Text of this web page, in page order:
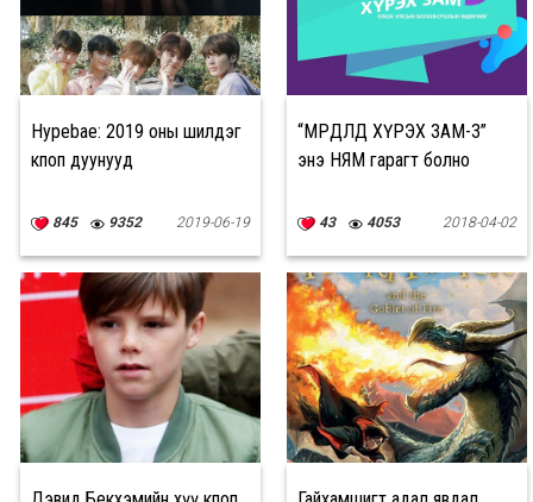
Hypebae: 2019 оны шилдэг
кпоп дуунууд
845 9352 2019-06-19
“МӨРӨӨДӨЛД ХҮРЭХ ЗАМ-3”
энэ НЯМ гарагт болно
43 4053 2018-04-02